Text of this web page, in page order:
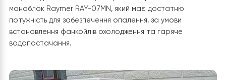
забезпечувати гаряче водопостачання.
Прорахунок обладнання:
Після аналізу існуючою системи теплої підлоги,
квадратури опалення було прийнято рішення